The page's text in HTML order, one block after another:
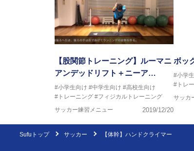
【股関節トレーニング】ルーマニ
アンデッドリフト＋ニーア…
#小学生向け #中学生向け #高校生向け
#トレーニング #フィジカルトレーニング
サッカー練習メニュー
2019/12/20
ボッ
#小学
#トレ
サッカ
Sufuトップ サッカー 【体幹】ハンドクライマー